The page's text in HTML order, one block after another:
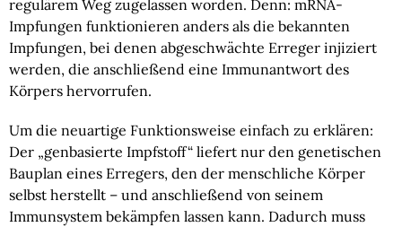
regulärem Weg zugelassen worden. Denn: mRNA-
Impfungen funktionieren anders als die bekannten
Impfungen, bei denen abgeschwächte Erreger injiziert
werden, die anschließend eine Immunantwort des
Körpers hervorrufen.
Um die neuartige Funktionsweise einfach zu erklären:
Der „genbasierte Impfstoff“ liefert nur den genetischen
Bauplan eines Erregers, den der menschliche Körper
selbst herstellt – und anschließend von seinem
Immunsystem bekämpfen lassen kann. Dadurch muss